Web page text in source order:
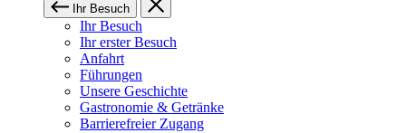
Ihr Besuch
Ihr Besuch
Ihr erster Besuch
Anfahrt
Führungen
Unsere Geschichte
Gastronomie & Getränke
Barrierefreier Zugang